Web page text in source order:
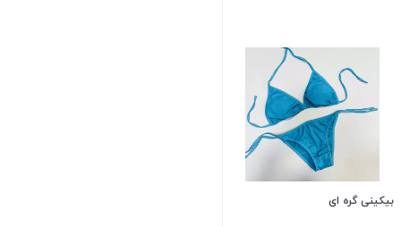
بیکینی گره ای